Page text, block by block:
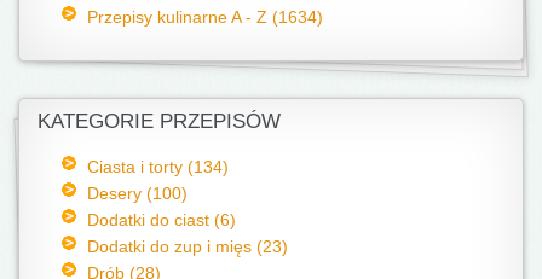
Przepisy kulinarne A - Z (1634)
KATEGORIE PRZEPISÓW
Ciasta i torty (134)
Desery (100)
Dodatki do ciast (6)
Dodatki do zup i mięs (23)
Drób (28)